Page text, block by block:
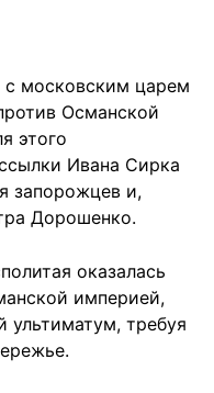
с московским царем
Османской
этого
Ивана Сирка
запорожцев и,
Дорошенко.
оказалась
империей,
ультиматум, требуя